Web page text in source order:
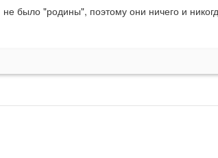
не было "родины", поэтому они ничего и